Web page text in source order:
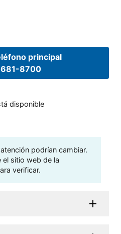
principal
8700
disponible
podrían cambiar.
el sitio web de la
verificar.